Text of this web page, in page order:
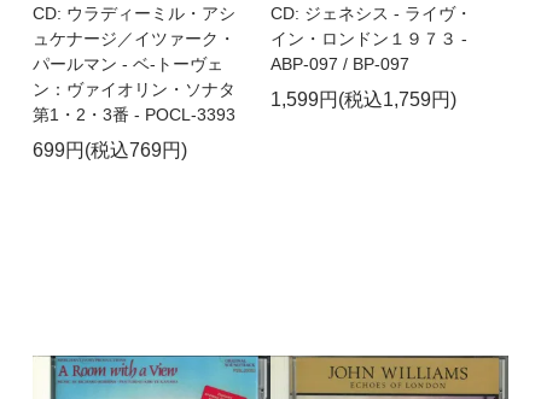
CD: ウラディーミル・アシ
ュケナージ／イツァーク・
パールマン - ベ-トーヴェ
ン：ヴァイオリン・ソナタ
第1・2・3番 - POCL-3393
699円(税込769円)
CD: ジェネシス - ライヴ・
イン・ロンドン１９７３ -
ABP-097 / BP-097
1,599円(税込1,759円)